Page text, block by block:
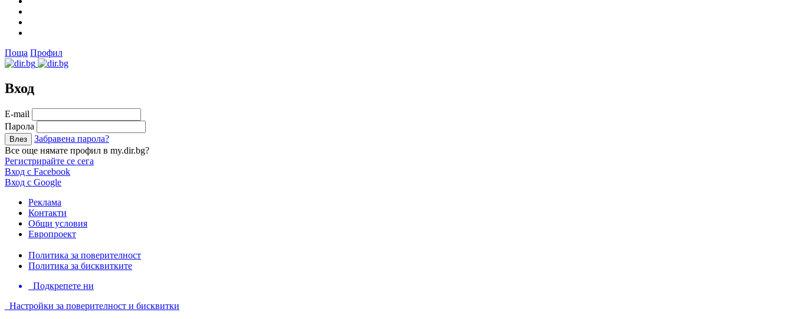
Поща Профил
Вход
Е-mail
Парола
Забравена парола?
Все още нямате профил в my.dir.bg?
Регистрирайте се сега
Вход с Facebook
Вход с Google
Реклама
Контакти
Общи условия
Европроект
Политика за поверителност
Политика за бисквитките
Подкрепете ни
Настройки за поверителност и бисквитки